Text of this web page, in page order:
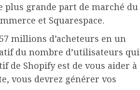
plus grande part de marché du
et Squarespace.
millions d’acheteurs en un
du nombre d’utilisateurs qui
de Shopify est de vous aider à
vous devrez générer vos